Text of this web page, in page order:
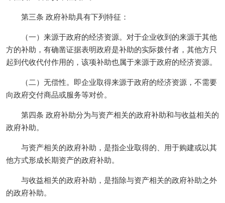
第三条 政府补助具有下列特征：
（一）来源于政府的经济资源。对于企业收到的来源于其他
方的补助，有确凿证据表明政府是补助的实际拨付者，其他方只
起到代收代付作用的，该项补助也属于来源于政府的经济资源。
（二）无偿性。即企业取得来源于政府的经济资源，不需要
向政府交付商品或服务等对价。
第四条 政府补助分为与资产相关的政府补助和与收益相关的
政府补助。
与资产相关的政府补助，是指企业取得的、用于购建或以其
他方式形成长期资产的政府补助。
与收益相关的政府补助，是指除与资产相关的政府补助之外
的政府补助。